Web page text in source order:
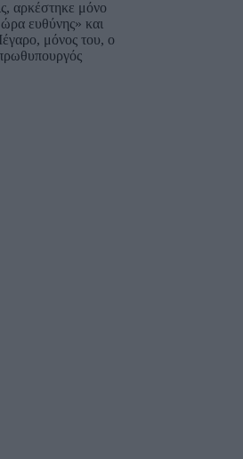
αρκέστηκε μόνο
ευθύνης» και
μόνος του, ο